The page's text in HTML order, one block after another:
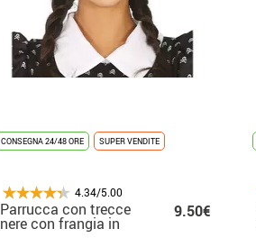
CONSEGNA 24/48 ORE SUPER VENDITE
4.34/5.00
Parrucca con trecce
nere con frangia in
9.50€